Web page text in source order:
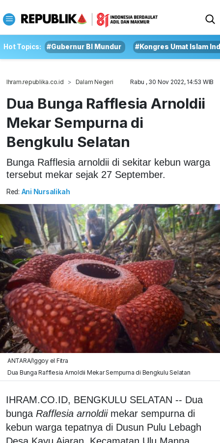
Hot Topics: #Gubernur BI Mundur #Kongres Umat Islam
Ihram.republika.co.id Dalam Negeri Rabu , 30 Nov 2022, 14:53 WIB
Dua Bunga Rafflesia Arnoldii
Mekar Sempurna di
Bengkulu Selatan
Bunga Rafflesia arnoldii di sekitar kebun warga
tersebut mekar sejak 27 September.
Red: Ani Nursalikah
ANTARA/Iggoy el Fitra
Dua Bunga Rafflesia Arnoldii Mekar Sempurna di Bengkulu Selatan
IHRAM.CO.ID, BENGKULU SELATAN -- Dua
bunga Rafflesia arnoldiimekar sempurna di
kebun warga tepatnya di Dusun Pulu Lebagh